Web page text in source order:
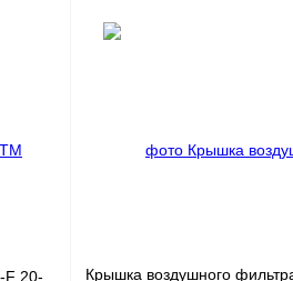
F 20-
Крышка воздушного